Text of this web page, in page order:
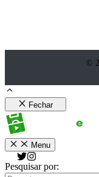
©
Fechar
Menu
Pesquisar por: